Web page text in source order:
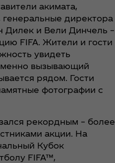
акимата,
директора
Дилек и Вели Динчель –
FIFA. Жители и гости
увидеть
вызывающий
рядом. Гости
фотографии с
рекордным – более
акции. На
Кубок
FIFA™,